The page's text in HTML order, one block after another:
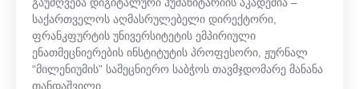
საქართველოს აღმასრულებელი დირექტორი,
ფრანკფურტის უნივერსიტეტის ემპირიული
ენათმეცნიერების ინსტიტუტის პროფესორი, ჟურნალ
“მილენიუმის” სამეცნიერო საბჭოს თავმჯდომარე მანანა
თანდაშვილი.